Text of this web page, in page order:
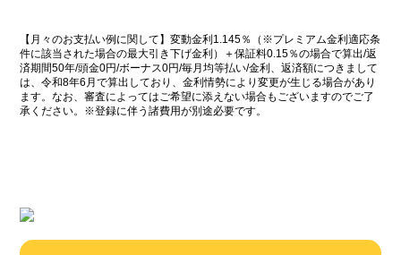
【月々のお支払い例に関して】変動金利1.145％（※プレミアム金利適応条
件に該当された場合の最大引き下げ金利）＋保証料0.15％の場合で算出/返
済期間50年/頭金0円/ボーナス0円/毎月均等払い/金利、返済額につきまして
は、令和8年6月で算出しており、金利情勢により変更が生じる場合があり
ます。なお、審査によってはご希望に添えない場合もございますのでご了
承ください。※登録に伴う諸費用が別途必要です。